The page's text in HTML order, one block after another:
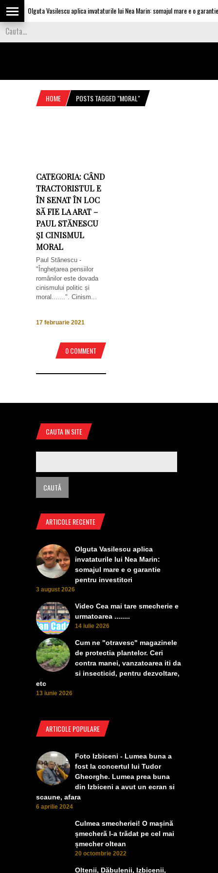
Olguta Vasilescu aplica invataturile lui Nea Marin: somajul mare e o
HOME POSTS TAGGED "MORAL"
CATEGORIA: CÂND
TRACTORISTUL E
ÎN SENAT ÎN LOC
SĂ FIE LA ARAT –
PAUL STĂNESCU
ȘI CINISMUL
MORAL
Paul Stănescu -
"Înghețarea pensiilor
românilor este dovada
cinismului politic și
moral.......". Cinism...
17 februarie 2021
0 COMMENT
CAUTA IN SITE
ARTICOLE RECENTE
Olguta Vasilescu aplica
invataturile lui Nea Marin:
somajul mare e o garantie
pentru investitori
3 august 2026
Video Cea mai tare smecherie e
urmatoarea ........
14 iulie 2026
Cum ne "otravesc" magazinele
de protectia plantelor. Ceri
contra manei, vanzatoarea iti da
si insecticid, pentru dezvoltare,
etc
13 iunie 2026
ARTICOLE POPULARE
Foto Izbiceni - Lumea buna a
fost la concertul lui Tudor
Gheorghe. Lumea prea buna
din Izbiceni a avut un ecran si
scaune, afara
6 aprilie 2024
Culmea smecheriei! O mașină
șmecheră l-a trădat pe cel mai
șmecher oltean
20 octombrie 2022
Oltenii, Dăbulenii, Izbicenii,